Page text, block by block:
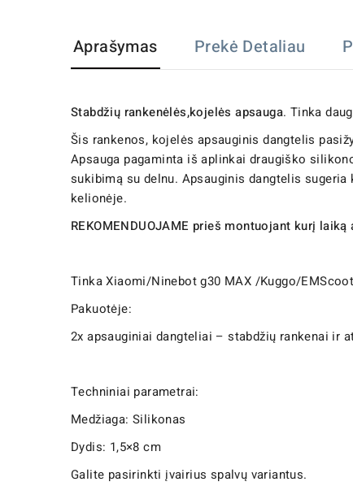
Aprašymas Prekė Detaliau
Stabdžių rankenėlės,kojelės apsauga. Tinka
Šis rankenos, kojelės apsauginis dangtelis
Apsauga pagaminta iš aplinkai draugiško
sukibimą su delnu. Apsauginis dangtelis
kelionėje.
REKOMENDUOJAME prieš montuojant kurį
Tinka Xiaomi/Ninebot g30 MAX /Kuggo/
Pakuotėje:
2x apsauginiai dangteliai – stabdžių rankenai ir
Techniniai parametrai:
Medžiaga: Silikonas
Dydis: 1,5×8 cm
Galite pasirinkti įvairius spalvų variantus.